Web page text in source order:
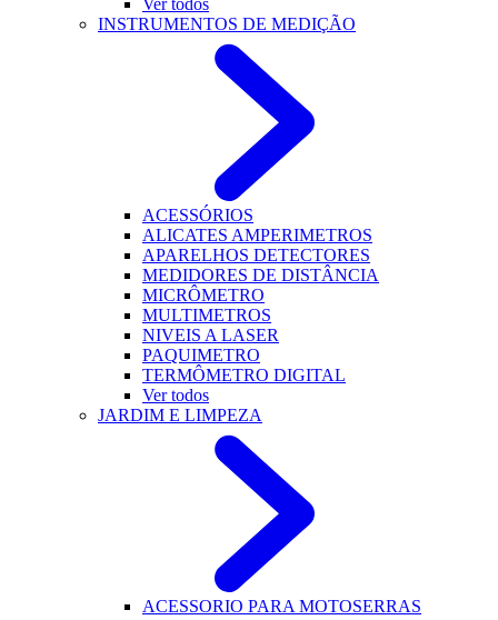
Ver todos
INSTRUMENTOS DE MEDIÇÃO
ACESSÓRIOS
ALICATES AMPERIMETROS
APARELHOS DETECTORES
MEDIDORES DE DISTÂNCIA
MICRÔMETRO
MULTIMETROS
NIVEIS A LASER
PAQUIMETRO
TERMÔMETRO DIGITAL
Ver todos
JARDIM E LIMPEZA
ACESSORIO PARA MOTOSERRAS